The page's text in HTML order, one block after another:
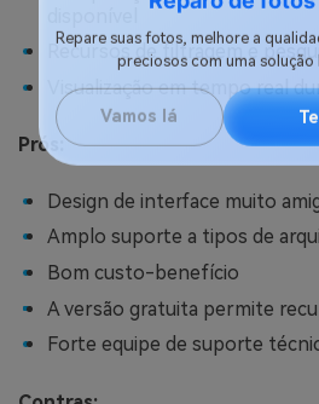
Recursos de filtragem e
Visualização em tempo real
Prós:
Design de interface muito
Amplo suporte a tipos de
Bom custo-benefício
A versão gratuita permite
Forte equipe de suporte
Reparo de
Repare suas fotos, melhore a
preciosos com uma solução
Vamos lá